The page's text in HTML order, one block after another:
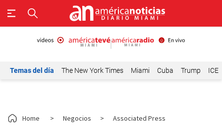
Temas del día The New York Times Miami Cuba Trump ICE
Home > Negocios > Associated Press